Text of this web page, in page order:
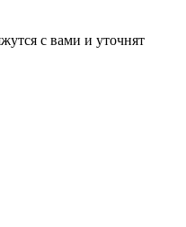
с вами и уточнят